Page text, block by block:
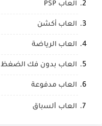
العاب PSP
العاب أكشن
العاب الرياضة
العاب بدون فك الضغظ
العاب مدفوعة
العاب ﺍﻟﺴباق